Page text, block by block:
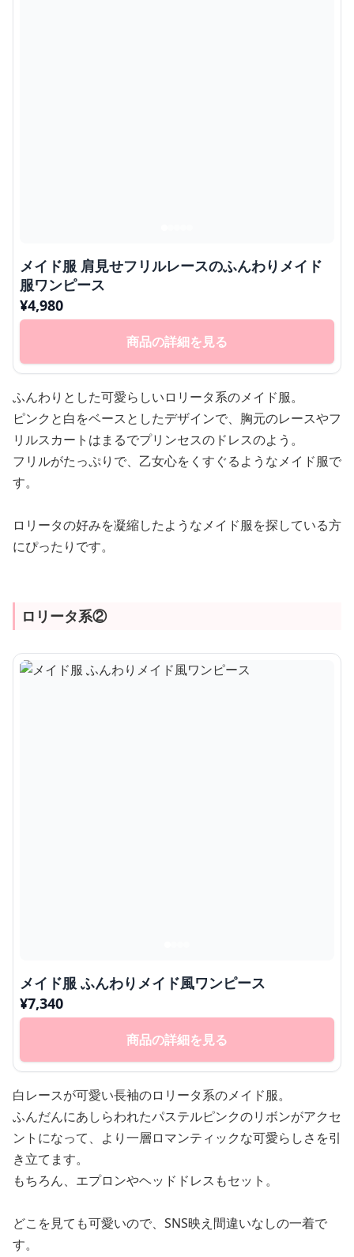
メイド服 肩見せフリルレースのふんわりメイド
服ワンピース
¥4,980
商品の詳細を見る
ふんわりとした可愛らしいロリータ系のメイド服。
ピンクと白をベースとしたデザインで、胸元のレースやフ
リルスカートはまるでプリンセスのドレスのよう。
フリルがたっぷりで、乙女心をくすぐるようなメイド服で
す。
ロリータの好みを凝縮したようなメイド服を探している方
にぴったりです。
ロリータ系②
メイド服 ふんわりメイド風ワンピース
¥7,340
商品の詳細を見る
白レースが可愛い長袖のロリータ系のメイド服。
ふんだんにあしらわれたパステルピンクのリボンがアクセ
ントになって、より一層ロマンティックな可愛らしさを引
き立てます。
もちろん、エプロンやヘッドドレスもセット。
どこを見ても可愛いので、SNS映え間違いなしの一着で
す。